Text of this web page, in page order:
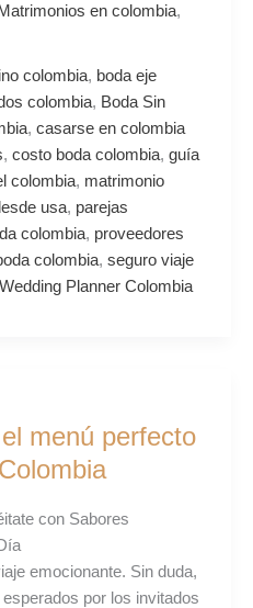
Matrimonios en colombia,
colombia, boda eje
colombia, Boda Sin
, casarse en colombia
, costo boda colombia, guía
colombia, matrimonio
usa, parejas
colombia, proveedores
colombia, seguro viaje
Wedding Planner Colombia
menú perfecto
con Sabores
emocionante. Sin duda,
por los invitados